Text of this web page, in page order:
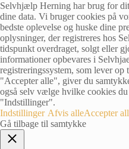
Selvhjælp Herning har brug for
dine data. Vi bruger cookies på
bedste oplevelse og huske dine
oplysninger, der registreres hos
tidspunkt overdraget, solgt eller
informationer opbevares i
registreringssystem, som lever
"Accepter alle", giver du
også selv vælge hvilke cookies
"Indstillinger".
Indstillinger Afvis alleAccepter
Gå tilbage til samtykke